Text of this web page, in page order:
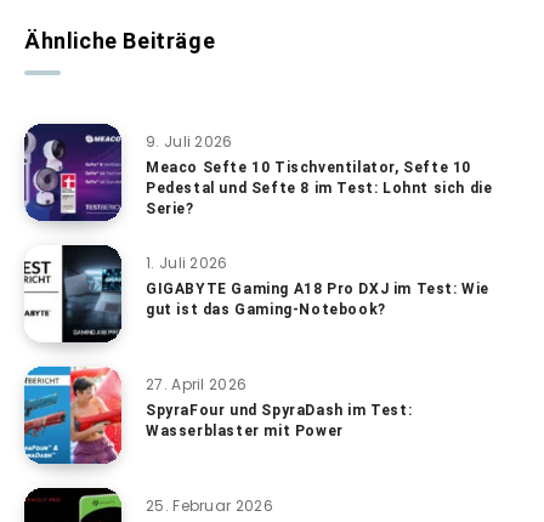
Ähnliche Beiträge
9. Juli 2026
Meaco Sefte 10 Tischventilator, Sefte 10
Pedestal und Sefte 8 im Test: Lohnt sich die
Serie?
1. Juli 2026
GIGABYTE Gaming A18 Pro DXJ im Test: Wie
gut ist das Gaming-Notebook?
27. April 2026
SpyraFour und SpyraDash im Test:
Wasserblaster mit Power
25. Februar 2026